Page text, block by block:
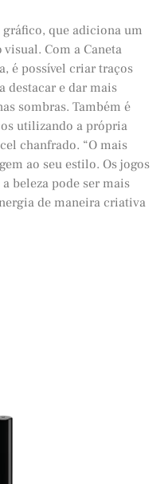
gráfico, que adiciona um
Com a Caneta
é possível criar traços
destacar e dar mais
sombras. Também é
utilizando a própria
chanfrado. “O mais
ao seu estilo. Os jogos
beleza pode ser mais
de maneira criativa